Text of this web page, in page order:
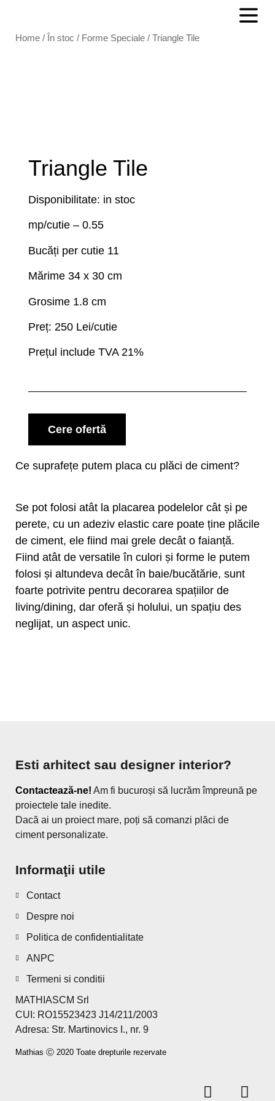
Home / În stoc / Forme Speciale / Triangle Tile
Triangle Tile
Disponibilitate: in stoc
mp/cutie – 0.55
Bucăți per cutie 11
Mărime 34 x 30 cm
Grosime 1.8 cm
Preț: 250 Lei/cutie
Prețul include TVA 21%
Cere ofertă
Ce suprafețe putem placa cu plăci de ciment?
Se pot folosi atât la placarea podelelor cât și pe
perete, cu un adeziv elastic care poate ține plăcile
de ciment, ele fiind mai grele decât o faianță.
Fiind atât de versatile în culori și forme le putem
folosi și altundeva decât în baie/bucătărie, sunt
foarte potrivite pentru decorarea spațiilor de
living/dining, dar oferă și holului, un spațiu des
neglijat, un aspect unic.
Esti arhitect sau designer interior?
Contactează-ne! Am fi bucuroși să lucrăm împreună pe
proiectele tale inedite.
Dacă ai un proiect mare, poți să comanzi plăci de
ciment personalizate.
Informaţii utile
Contact
Despre noi
Politica de confidentialitate
ANPC
Termeni si conditii
MATHIASCM Srl
CUI: RO15523423 J14/211/2003
Adresa: Str. Martinovics I., nr. 9
Mathias Ⓒ 2020 Toate drepturile rezervate